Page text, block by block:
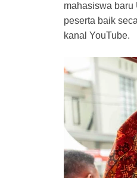
mahasiswa baru
peserta baik
kanal YouTube.